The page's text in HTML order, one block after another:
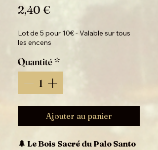
2,40 €Prix
Lot de 5 pour 10€ - Valable sur tous
les encens
Quantité*
Ajouter au panier
🌲 Le Bois Sacré du Palo Santo